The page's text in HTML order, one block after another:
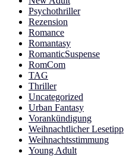
Psychothriller
Rezension
Romance
Romantasy
RomanticSuspense
RomCom
TAG
Thriller
Uncategorized
Urban Fantasy
Vorankündigung
Weihnachtlicher Lesetipp
Weihnachtsstimmung
Young Adult